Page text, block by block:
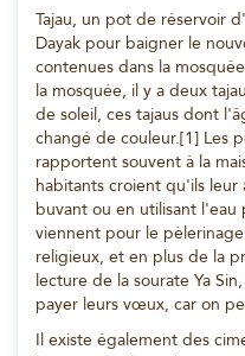
Tajau, un pot de réservoir
Dayak pour baigner le
contenues dans la
la mosquée, il y a deux
de soleil, ces tajaus dont
changé de couleur.[1] Les
rapportent souvent à la
habitants croient qu'ils
buvant ou en utilisant
viennent pour le
religieux, et en plus de la
lecture de la sourate Ya
payer leurs vœux, car on
Il existe également des